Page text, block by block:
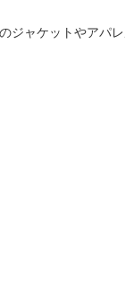
ャケットやアパ